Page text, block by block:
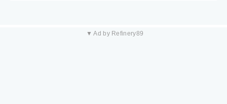
▼ Ad by Refinery89